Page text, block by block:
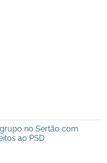
no Sertão com
ao PSD